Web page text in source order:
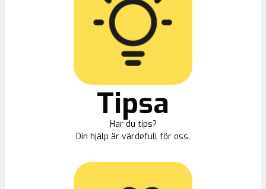
Tipsa
Har du tips?
Din hjälp är värdefull för oss.